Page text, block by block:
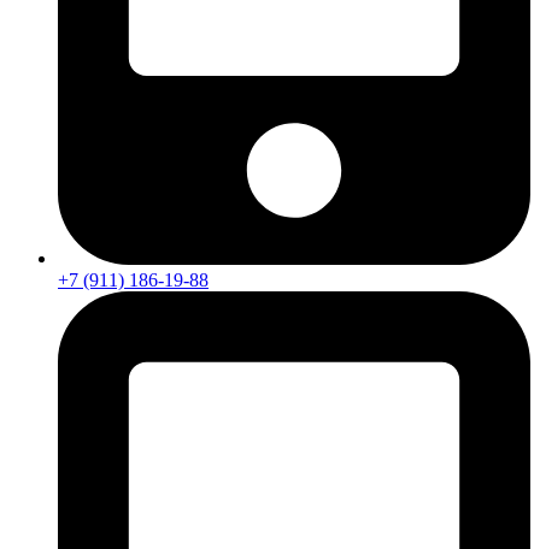
+7 (911) 186-19-88